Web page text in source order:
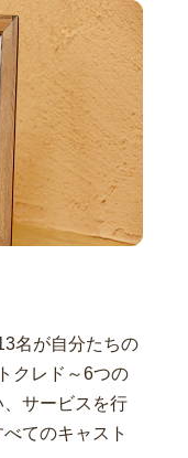
名が自分たちの
クレド～6つの
サービスを行
てのキャスト